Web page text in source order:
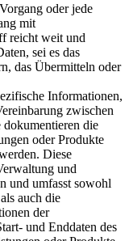
oder jede
mit
reicht weit und
sei es das
das Übermitteln oder
Informationen,
zwischen
dokumentieren die
oder Produkte
Diese
und
und umfasst sowohl
auch die
der
und Enddaten des